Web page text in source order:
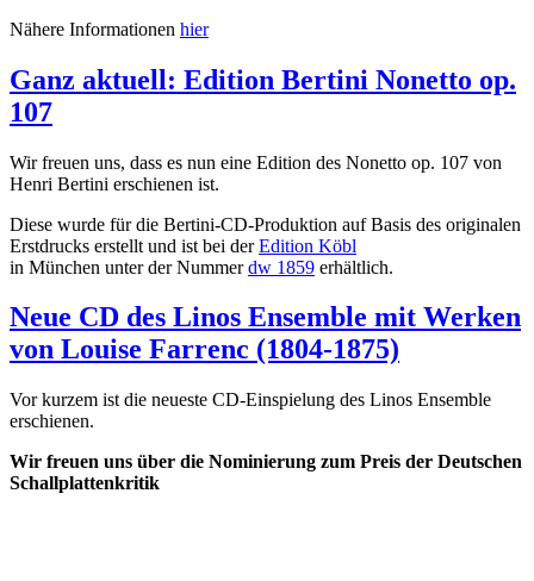
Nähere Informationen hier
Ganz aktuell: Edition Bertini Nonetto op.
107
Wir freuen uns, dass es nun eine Edition des Nonetto op. 107 von
Henri Bertini erschienen ist.
Diese wurde für die Bertini-CD-Produktion auf Basis des originalen
Erstdrucks erstellt und ist bei derEdition Köbl
in München unter der Nummerdw 1859 erhältlich.
Neue CD des Linos Ensemble mit Werken
von Louise Farrenc (1804-1875)
Vor kurzem ist die neueste CD-Einspielung des Linos Ensemble
erschienen.
Wir freuen uns über die Nominierung zum Preis der Deutschen
Schallplattenkritik